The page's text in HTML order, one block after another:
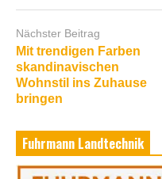
Nächster Beitrag
Mit trendigen Farben
skandinavischen
Wohnstil ins Zuhause
bringen
Fuhrmann Landtechnik